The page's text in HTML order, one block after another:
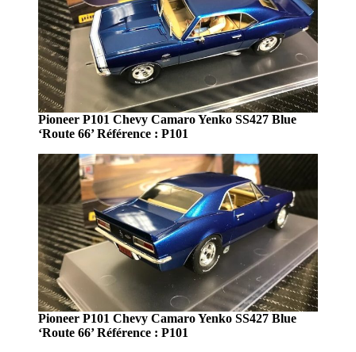
Pioneer P101 Chevy Camaro Yenko SS427 Blue
‘Route 66’ Référence : P101
Pioneer P101 Chevy Camaro Yenko SS427 Blue
‘Route 66’ Référence : P101